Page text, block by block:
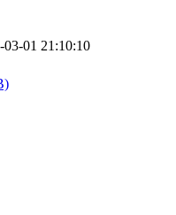
03-01 21:10:10